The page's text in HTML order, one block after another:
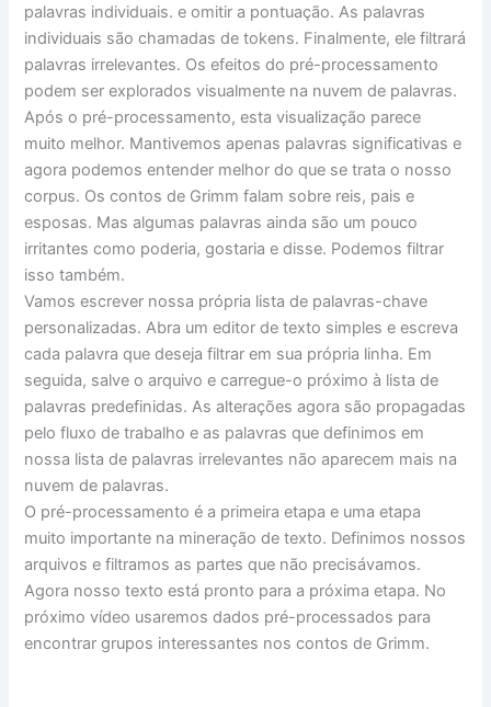
palavras individuais. e omitir a pontuação. As palavras
individuais são chamadas de tokens. Finalmente, ele filtrará
palavras irrelevantes. Os efeitos do pré-processamento
podem ser explorados visualmente na nuvem de palavras.
Após o pré-processamento, esta visualização parece
muito melhor. Mantivemos apenas palavras significativas e
agora podemos entender melhor do que se trata o nosso
corpus. Os contos de Grimm falam sobre reis, pais e
esposas. Mas algumas palavras ainda são um pouco
irritantes como poderia, gostaria e disse. Podemos filtrar
isso também.
Vamos escrever nossa própria lista de palavras-chave
personalizadas. Abra um editor de texto simples e escreva
cada palavra que deseja filtrar em sua própria linha. Em
seguida, salve o arquivo e carregue-o próximo à lista de
palavras predefinidas. As alterações agora são propagadas
pelo fluxo de trabalho e as palavras que definimos em
nossa lista de palavras irrelevantes não aparecem mais na
nuvem de palavras.
O pré-processamento é a primeira etapa e uma etapa
muito importante na mineração de texto. Definimos nossos
arquivos e filtramos as partes que não precisávamos.
Agora nosso texto está pronto para a próxima etapa. No
próximo vídeo usaremos dados pré-processados ​​para
encontrar grupos interessantes nos contos de Grimm.